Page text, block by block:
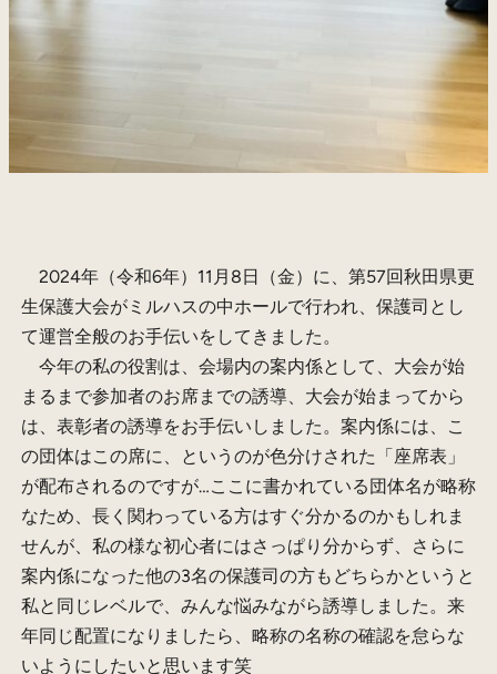
2024年（令和6年）11月8日（金）に、第57回秋田県更
生保護大会がミルハスの中ホールで行われ、保護司とし
て運営全般のお手伝いをしてきました。
今年の私の役割は、会場内の案内係として、大会が始
まるまで参加者のお席までの誘導、大会が始まってから
は、表彰者の誘導をお手伝いしました。案内係には、こ
の団体はこの席に、というのが色分けされた「座席表」
が配布されるのですが…ここに書かれている団体名が略称
なため、長く関わっている方はすぐ分かるのかもしれま
せんが、私の様な初心者にはさっぱり分からず、さらに
案内係になった他の3名の保護司の方もどちらかというと
私と同じレベルで、みんな悩みながら誘導しました。来
年同じ配置になりましたら、略称の名称の確認を怠らな
いようにしたいと思います笑